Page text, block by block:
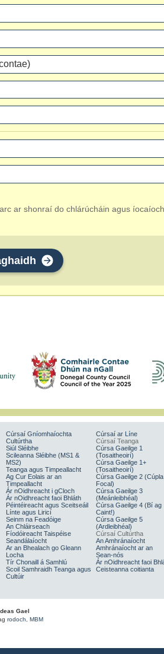
ar shonraí do chlárúcháin agus
Cúrsaí Gníomhaíochta
Cultúrtha
Siúl Sléibhe
Scileanna Sléibhe (MS1 &
MS2)
Teanga agus Timpeallacht
Ag Cur Eolais ar an
Timpeallacht
Ár nOidhreacht i gCloch
Ár nOidhreacht faoi Bhláth
Péintéireacht agus Sceitseáil
Línte agus Liricí
Seinm na Feadóige
An Chláirseach
Fíodóireacht Taispéise
Seandálaíocht
Ar an Bhealach go Gleann
Locha
Tír Chonaill á Samhlú
Scoil Samhraidh Teanga agus
Cultúir
Cúrsaí ar Líne
Cúrsaí Teanga
Cúrsa Gaeilge 1
(Tosaitheoirí)
Cúrsa Gaeilge 1+
(Tosaitheoirí)
Cúrsa Gaeilge 2 (Cúpla
Focal)
Cúrsa Gaeilge 3
(Meánleibhéal)
Cúrsa Gaeilge 4 (Bí ag
Caint!)
Cúrsa Gaeilge 5
(Ardleibhéal)
Cúrsaí Cultúrtha
An Amhránaíocht
Amhránaíocht ar an
Sean‑nós
Ár nOidhreacht faoi
Ceisteanna coitianta
Gael
rodoch, MBM